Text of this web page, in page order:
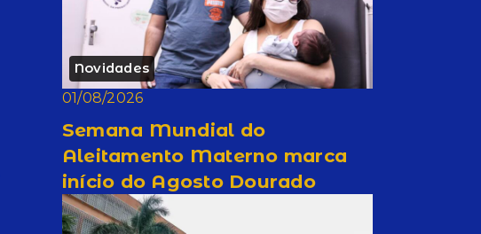
Novidades
01/08/2026
Semana Mundial do
Aleitamento Materno marca
início do Agosto Dourado